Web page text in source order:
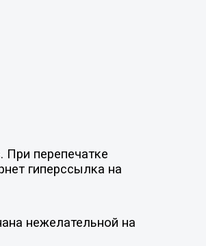
При перепечатке
гиперссылка на
нежелательной на